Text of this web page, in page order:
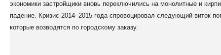
экономики застройщики вновь переключились на монолитные и
падение. Кризис 2014–2015 года спровоцировал следующий виток
которые возводятся по городскому заказу.